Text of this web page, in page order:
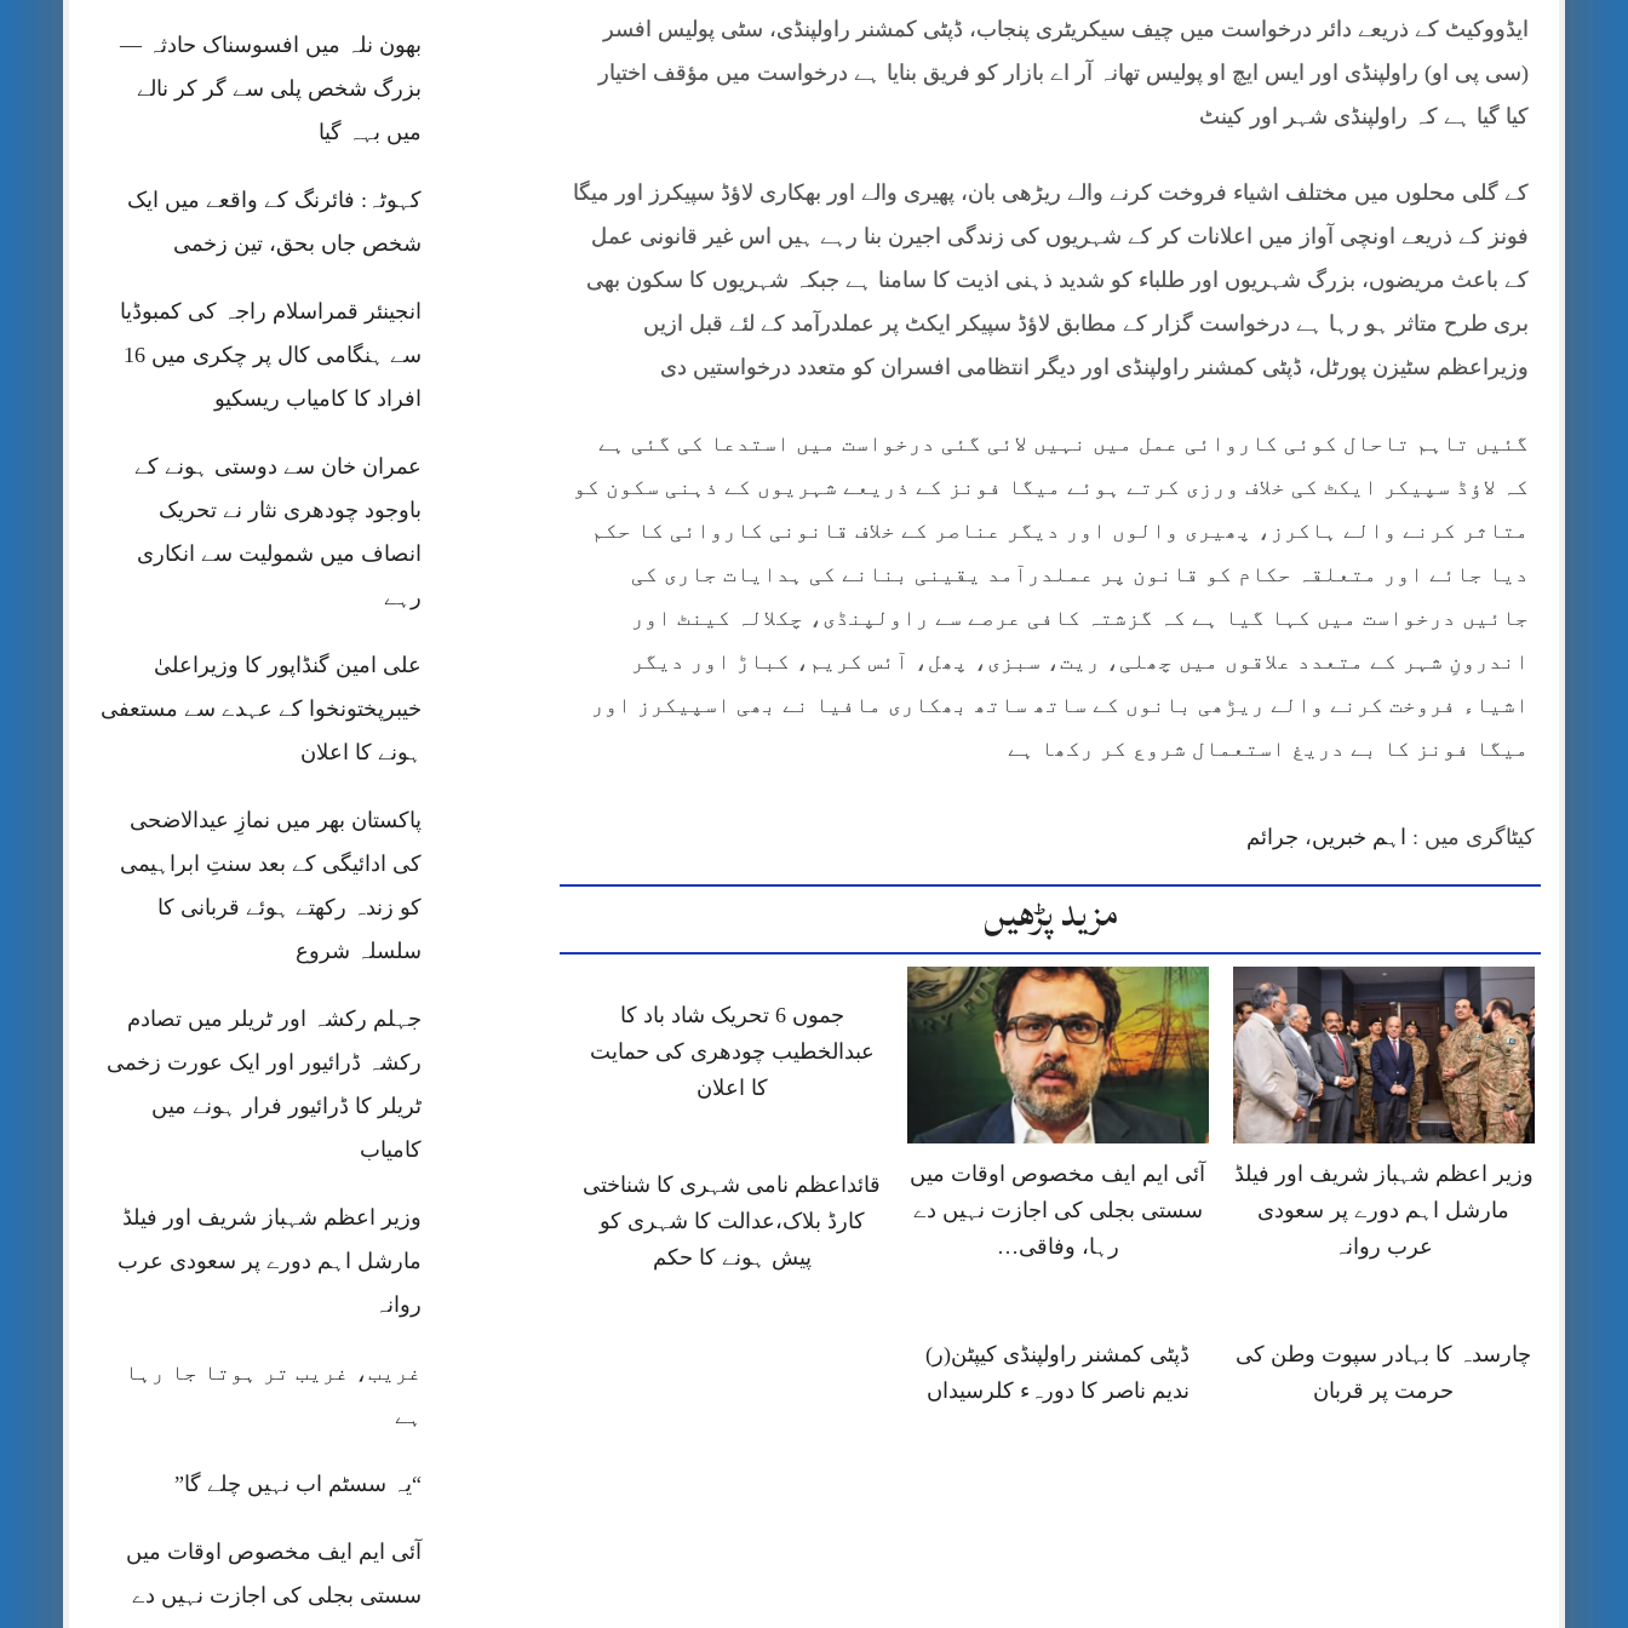
بھون نلہ میں افسوسناک حادثہ —
بزرگ شخص پلی سے گر کر نالے
میں بہہ گیا
کہوٹہ: فائرنگ کے واقعے میں ایک
شخص جاں بحق، تین زخمی
انجینئر قمراسلام راجہ کی کمبوڈیا
سے ہنگامی کال پر چکری میں 16
افراد کا کامیاب ریسکیو
عمران خان سے دوستی ہونے کے
باوجود چودھری نثار نے تحریک
انصاف میں شمولیت سے انکاری
رہے
علی امین گنڈاپور کا وزیراعلیٰ
خیبرپختونخوا کے عہدے سے مستعفی
ہونے کا اعلان
پاکستان بھر میں نمازِ عیدالاضحی
کی ادائیگی کے بعد سنتِ ابراہیمی
کو زندہ رکھتے ہوئے قربانی کا
سلسلہ شروع
جہلم رکشہ اور ٹریلر میں تصادم
رکشہ ڈرائیور اور ایک عورت زخمی
ٹریلر کا ڈرائیور فرار ہونے میں
کامیاب
وزیر اعظم شہباز شریف اور فیلڈ
مارشل اہم دورے پر سعودی عرب
روانہ
غریب، غریب تر ہوتا جا رہا
ہے
“یہ سسٹم اب نہیں چلے گا”
آئی ایم ایف مخصوص اوقات میں
سستی بجلی کی اجازت نہیں دے
ایڈووکیٹ کے ذریعے دائر درخواست میں چیف سیکریٹری پنجاب، ڈپٹی کمشنر راولپنڈی، سٹی پولیس افسر
(سی پی او) راولپنڈی اور ایس ایچ او پولیس تھانہ آر اے بازار کو فریق بنایا ہے درخواست میں مؤقف اختیار
کیا گیا ہے کہ راولپنڈی شہر اور کینٹ
کے گلی محلوں میں مختلف اشیاء فروخت کرنے والے ریڑھی بان، پھیری والے اور بھکاری لاؤڈ سپیکرز اور میگا
فونز کے ذریعے اونچی آواز میں اعلانات کر کے شہریوں کی زندگی اجیرن بنا رہے ہیں اس غیر قانونی عمل
کے باعث مریضوں، بزرگ شہریوں اور طلباء کو شدید ذہنی اذیت کا سامنا ہے جبکہ شہریوں کا سکون بھی
بری طرح متاثر ہو رہا ہے درخواست گزار کے مطابق لاؤڈ سپیکر ایکٹ پر عملدرآمد کے لئے قبل ازیں
وزیراعظم سٹیزن پورٹل، ڈپٹی کمشنر راولپنڈی اور دیگر انتظامی افسران کو متعدد درخواستیں دی
گئیں تاہم تاحال کوئی کاروائی عمل میں نہیں لائی گئی درخواست میں استدعا کی گئی ہے
کہ لاؤڈ سپیکر ایکٹ کی خلاف ورزی کرتے ہوئے میگا فونز کے ذریعے شہریوں کے ذہنی سکون کو
متاثر کرنے والے ہاکرز، پھیری والوں اور دیگر عناصر کے خلاف قانونی کاروائی کا حکم
دیا جائے اور متعلقہ حکام کو قانون پر عملدرآمد یقینی بنانے کی ہدایات جاری کی
جائیں درخواست میں کہا گیا ہے کہ گزشتہ کافی عرصے سے راولپنڈی، چکلالہ کینٹ اور
اندرونِ شہر کے متعدد علاقوں میں چھلی، ریت، سبزی، پھل، آئس کریم، کباڑ اور دیگر
اشیاء فروخت کرنے والے ریڑھی بانوں کے ساتھ ساتھ بھکاری مافیا نے بھی اسپیکرز اور
میگا فونز کا بے دریغ استعمال شروع کر رکھا ہے
کیٹاگری میں : اہم خبریں، جرائم
مزید پڑھیں
وزیر اعظم شہباز شریف اور فیلڈ
مارشل اہم دورے پر سعودی
عرب روانہ
آئی ایم ایف مخصوص اوقات میں
سستی بجلی کی اجازت نہیں دے
رہا، وفاقی…
جموں 6 تحریک شاد باد کا
عبدالخطیب چودھری کی حمایت
کا اعلان
قائداعظم نامی شہری کا شناختی
کارڈ بلاک،عدالت کا شہری کو
پیش ہونے کا حکم
چارسدہ کا بہادر سپوت وطن کی
حرمت پر قربان
ڈپٹی کمشنر راولپنڈی کیپٹن(ر)
ندیم ناصر کا دورہء کلرسیداں